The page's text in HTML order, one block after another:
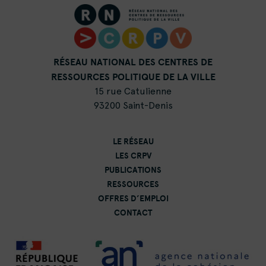
RÉSEAU NATIONAL DES CENTRES DE
RESSOURCES POLITIQUE DE LA VILLE
15 rue Catulienne
93200 Saint-Denis
LE RÉSEAU
LES CRPV
PUBLICATIONS
RESSOURCES
OFFRES D’EMPLOI
CONTACT